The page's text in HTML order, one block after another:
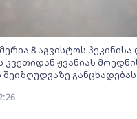
8 აგვისტოს
კვეთიდან ჟვანიას